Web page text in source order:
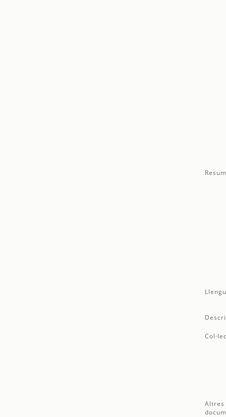
Altres